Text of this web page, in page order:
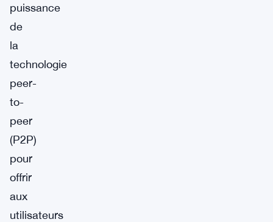
puissance
de
la
technologie
peer-
to-
peer
(P2P)
pour
offrir
aux
utilisateurs